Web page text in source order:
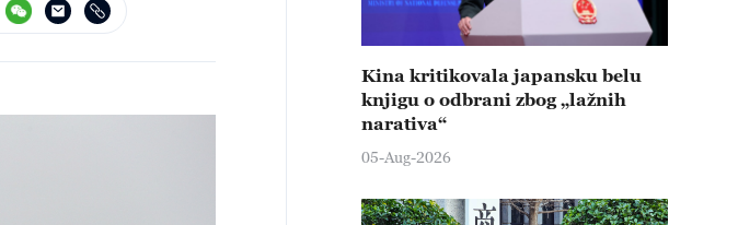
Kina kritikovala japansku belu
knjigu o odbrani zbog „lažnih
narativa“
05-Aug-2026